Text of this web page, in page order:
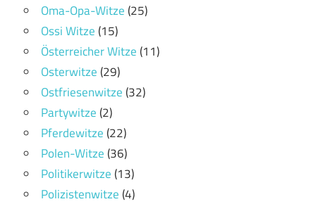
Oma-Opa-Witze(25)
Ossi Witze(15)
Österreicher Witze(11)
Osterwitze(29)
Ostfriesenwitze(32)
Partywitze(2)
Pferdewitze(22)
Polen-Witze(36)
Politikerwitze(13)
Polizistenwitze(4)